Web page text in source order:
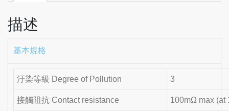
描述
基本規格
汙染等級 Degree of Pollution 3
接觸阻抗 Contact resistance 100mΩ max (at